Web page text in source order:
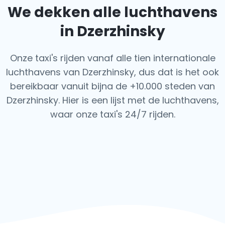
We dekken alle luchthavens
in Dzerzhinsky
Onze taxi's rijden vanaf alle tien internationale
luchthavens van Dzerzhinsky, dus dat is het ook
bereikbaar vanuit bijna de +10.000 steden van
Dzerzhinsky. Hier is een lijst met de luchthavens,
waar onze taxi's 24/7 rijden.